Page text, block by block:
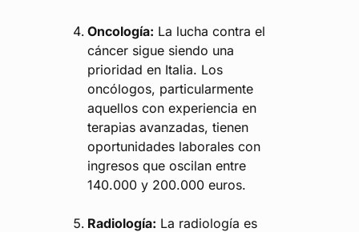
Oncología: La lucha contra el
cáncer sigue siendo una
prioridad en Italia. Los
oncólogos, particularmente
aquellos con experiencia en
terapias avanzadas, tienen
oportunidades laborales con
ingresos que oscilan entre
140.000 y 200.000 euros.
Radiología: La radiología es